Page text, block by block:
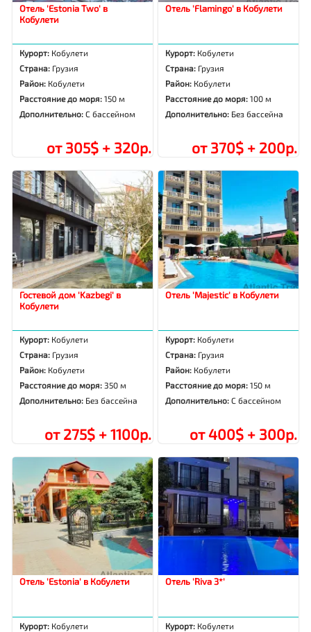
Отель 'Estonia Two' в
Кобулети
Курорт: Кобулети
Страна: Грузия
Район: Кобулети
Расстояние до моря:150 м
Дополнительно:С бассейном
от 305$ + 320р.
Отель 'Flamingo' в Кобулети
Курорт: Кобулети
Страна: Грузия
Район: Кобулети
Расстояние до моря:100 м
Дополнительно: Без бассейна
от 370$ + 200р.
Гостевой дом 'Kazbegi' в
Кобулети
Курорт: Кобулети
Страна: Грузия
Район: Кобулети
Расстояние до моря: 350 м
Дополнительно: Без бассейна
от 275$ + 1100р.
Отель 'Majestic' в Кобулети
Курорт: Кобулети
Страна: Грузия
Район: Кобулети
Расстояние до моря:150 м
Дополнительно:С бассейном
от 400$ + 300р.
Отель 'Estonia' в Кобулети
Курорт: Кобулети
Отель 'Riva 3*'
Курорт: Кобулети